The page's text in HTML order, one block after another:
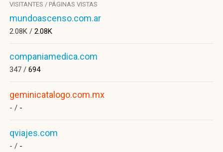
VISITANTES / PÁGINAS VISTAS
mundoascenso.com.ar
2.08K / 2.08K
companiamedica.com
347 / 694
geminicatalogo.com.mx
- / -
qviajes.com
- / -